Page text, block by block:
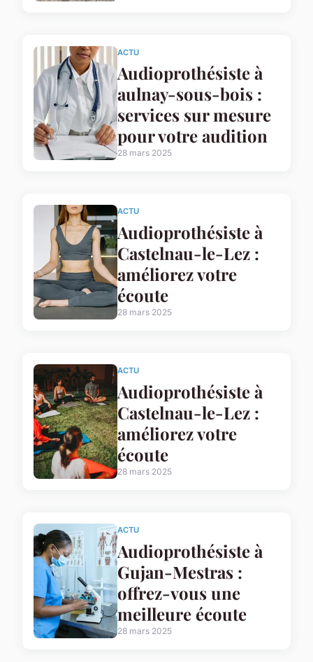
ACTU
Audioprothésiste à
aulnay-sous-bois :
services sur mesure
pour votre audition
28 mars 2025
ACTU
Audioprothésiste à
Castelnau-le-Lez :
améliorez votre
écoute
28 mars 2025
ACTU
Audioprothésiste à
Castelnau-le-Lez :
améliorez votre
écoute
28 mars 2025
ACTU
Audioprothésiste à
Gujan-Mestras :
offrez-vous une
meilleure écoute
28 mars 2025